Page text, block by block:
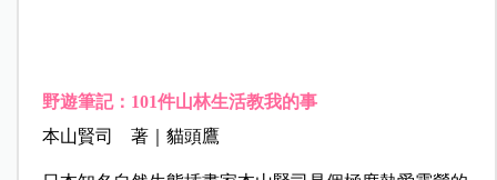
野遊筆記： 101件山林生活教我的事
本山賢司 著｜貓頭鷹